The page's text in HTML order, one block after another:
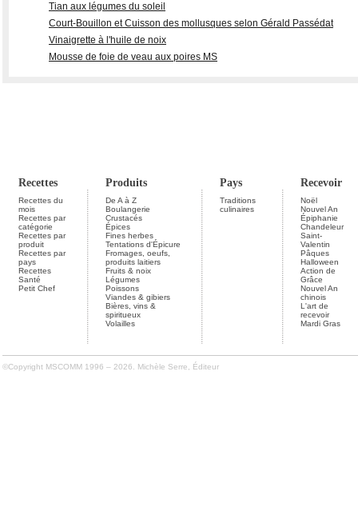
Tian aux légumes du soleil
Court-Bouillon et Cuisson des mollusques selon Gérald Passédat
Vinaigrette à l'huile de noix
Mousse de foie de veau aux poires MS
Recettes Produits Pays Recevoir
Recettes du
mois
Recettes par
catégorie
Recettes par
produit
Recettes par
pays
Recettes
Santé
Petit Chef
De A à Z
Boulangerie
Crustacés
Épices
Fines herbes
Tentations d'Épicure
Fromages, oeufs,
produits laitiers
Fruits & noix
Légumes
Poissons
Viandes & gibiers
Bières, vins &
spiritueux
Volailles
Traditions
culinaires
Noël
Nouvel An
Épiphanie
Chandeleur
Saint-
Valentin
Pâques
Halloween
Action de
Grâce
Nouvel An
chinois
L'art de
recevoir
Mardi Gras
©Copyright MSCOMM 1996 – 2026. Michèle Serre, Éditeur